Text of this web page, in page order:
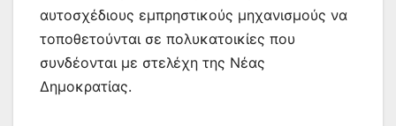
αυτοσχέδιους εμπρηστικούς μηχανισμούς να
τοποθετούνται σε πολυκατοικίες που
συνδέονται με στελέχη της Νέας
Δημοκρατίας.